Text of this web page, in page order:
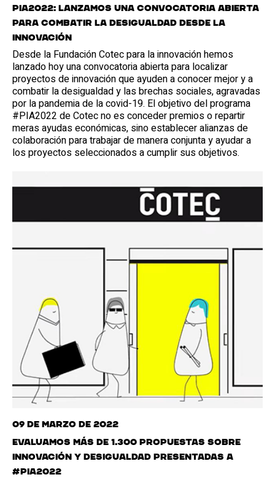
PIA2022: Lanzamos una convocatoria abierta
para combatir la desigualdad desde la
innovación
Desde la Fundación Cotec para la innovación hemos
lanzado hoy una convocatoria abierta para localizar
proyectos de innovación que ayuden a conocer mejor y a
combatir la desigualdad y las brechas sociales, agravadas
por la pandemia de la covid-19. El objetivo del programa
#PIA2022 de Cotec no es conceder premios o repartir
meras ayudas económicas, sino establecer alianzas de
colaboración para trabajar de manera conjunta y ayudar a
los proyectos seleccionados a cumplir sus objetivos.
09 de marzo de 2022
Evaluamos más de 1.300 propuestas sobre
innovación y desigualdad presentadas a
#PIA2022